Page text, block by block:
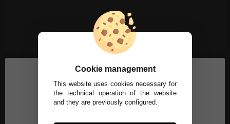
Cookie management
This website uses cookies necessary for
the technical operation of the website
and they are previously configured.